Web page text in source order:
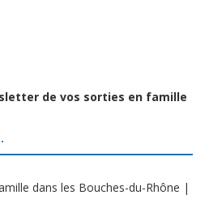
de vos sorties en famille
dans les Bouches-du-Rhône |